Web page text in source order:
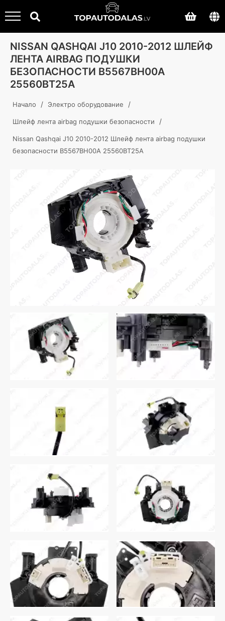
NISSAN QASHQAI J10 2010-2012 ШЛЕЙФ
ЛЕНТА AIRBAG ПОДУШКИ
БЕЗОПАСНОСТИ B5567BH00A
25560BT25A
Начало / Электро оборудование /
Шлейф лента airbag подушки безопасности /
Nissan Qashqai J10 2010-2012 Шлейф лента airbag подушки
безопасности B5567BH00A 25560BT25A